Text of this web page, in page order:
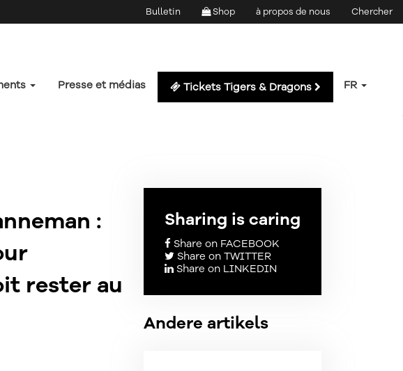
Bulletin Shop à propos de nous Chercher
Presse et médias Tickets Tigers & Dragons FR
:
rester au
Sharing is caring
Share on FACEBOOK
Share on TWITTER
Share on LINKEDIN
Andere artikels